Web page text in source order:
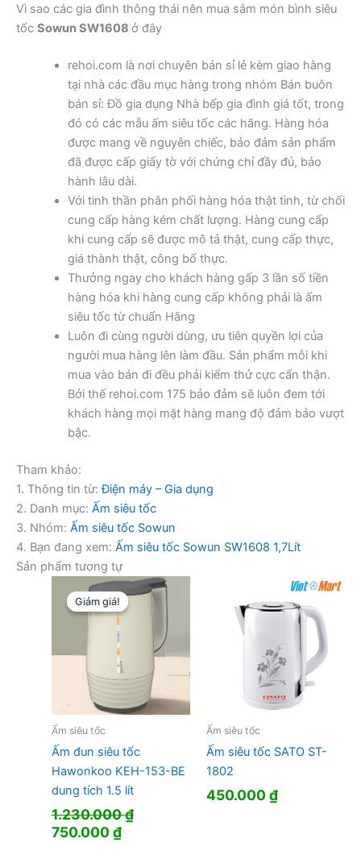
Vì sao các gia đình thông thái nên mua sắm món bình siêu
tốc Sowun SW1608 ở đây
rehoi.com là nơi chuyên bán sỉ lẻ kèm giao hàng
tại nhà các đầu mục hàng trong nhóm Bán buôn
bán sỉ: Đồ gia dụng Nhà bếp gia đình giá tốt, trong
đó có các mẫu ấm siêu tốc các hãng. Hàng hóa
được mang về nguyên chiếc, bảo đảm sản phẩm
đã được cấp giấy tờ với chứng chỉ đầy đủ, bảo
hành lâu dài.
Với tinh thần phân phối hàng hóa thật tình, từ chối
cung cấp hàng kém chất lượng. Hàng cung cấp
khi cung cấp sẽ được mô tả thật, cung cấp thực,
giá thành thật, công bố thực.
Thưởng ngay cho khách hàng gấp 3 lần số tiền
hàng hóa khi hàng cung cấp không phải là ấm
siêu tốc từ chuẩn Hãng
Luôn đi cùng người dùng, ưu tiên quyền lợi của
người mua hàng lên làm đầu. Sản phẩm mỗi khi
mua vào bán đi đều phải kiểm thử cực cẩn thận.
Bởi thế rehoi.com 175 bảo đảm sẽ luôn đem tới
khách hàng mọi mặt hàng mang độ đảm bảo vượt
bậc.
Tham khảo:
1. Thông tin từ:Điện máy – Gia dụng
2. Danh mục: Ấm siêu tốc
3. Nhóm: Ấm siêu tốc Sowun
4. Bạn đang xem: Ấm siêu tốc Sowun SW1608 1,7Lít
Sản phẩm tương tự
Giảm giá!
Giảm giá!
Ấm siêu tốc
Ấm đun siêu tốc
Hawonkoo KEH-153-BE
dung tích 1.5 lít
1.230.000₫
Giá
750.000₫Giá
Ấm siêu tốc
Ấm siêu tốc SATO ST-
1802
450.000₫